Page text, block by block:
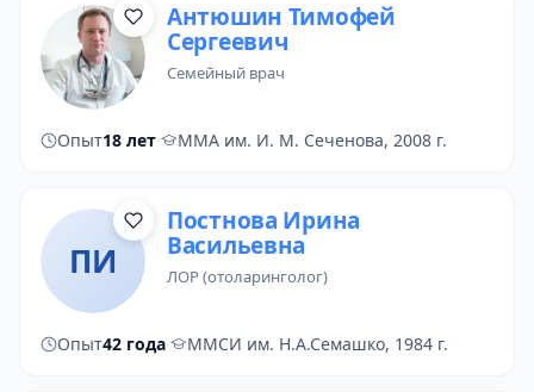
Антюшин Тимофей
Сергеевич
семейный врач
Опыт18 лет· ММА им. И. М. Сеченова, 2008 г.
ПИ
Постнова Ирина
Васильевна
ЛОР (отоларинголог)
Опыт42 года· ММСИ им. Н.А.Семашко, 1984 г.